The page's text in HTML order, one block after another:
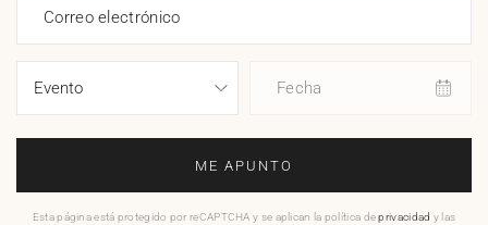
Correo electrónico
Fecha
ME APUNTO
Esta página está protegido por reCAPTCHA y se aplican la política deprivacidad y las